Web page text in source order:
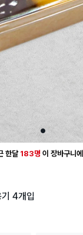
1
한달183명 이 장바구니
장바구니
4개입